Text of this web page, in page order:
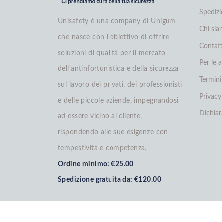
Unisafety è una company di Unigum
che nasce con l'obiettivo di offrire
soluzioni di qualità per il mercato
dell'antinfortunistica e della sicurezza
sul lavoro dei privati, dei professionisti
e delle piccole aziende, impegnandosi
ad essere vicino al cliente,
rispondendo alle sue esigenze con
tempestività e competenza.
Ordine minimo: €25.00
Spedizione gratuita da: €120.00
Chi
Per le